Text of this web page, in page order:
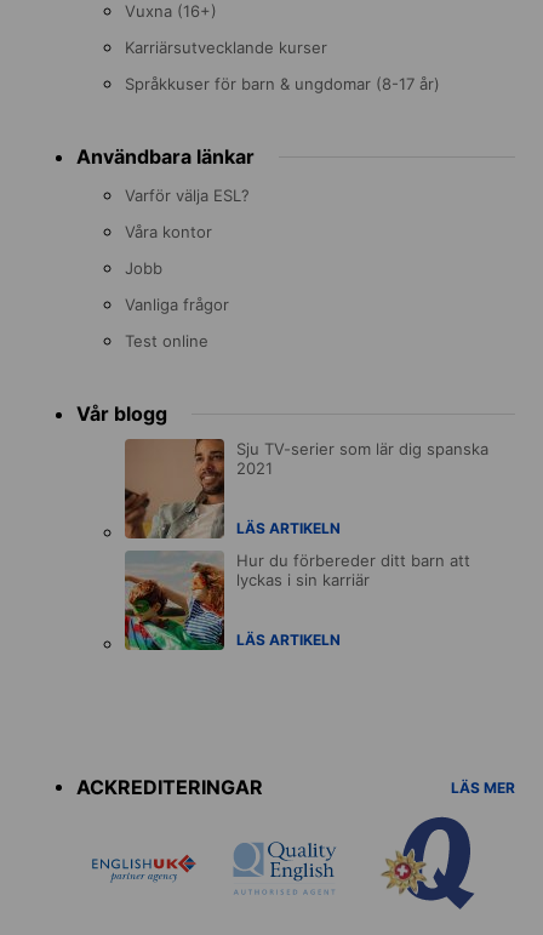
Vuxna (16+)
Karriärsutvecklande kurser
Språkkuser för barn & ungdomar (8-17 år)
Användbara länkar
Varför välja ESL?
Våra kontor
Jobb
Vanliga frågor
Test online
Vår blogg
Sju TV-serier som lär dig spanska
2021
LÄS ARTIKELN
Hur du förbereder ditt barn att
lyckas i sin karriär
LÄS ARTIKELN
ACKREDITERINGAR
LÄS MER